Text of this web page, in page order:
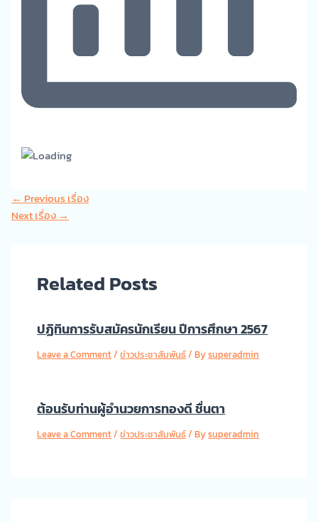
← Previous เรื่อง
Next เรื่อง →
Related Posts
ปฏิทินการรับสมัครนักเรียน ปีการศึกษา 2567
Leave a Comment/ข่าวประชาสัมพันธ์/ Bysuperadmin
ต้อนรับท่านผู้อำนวยการทองดี ชื่นตา
Leave a Comment/ข่าวประชาสัมพันธ์/ Bysuperadmin